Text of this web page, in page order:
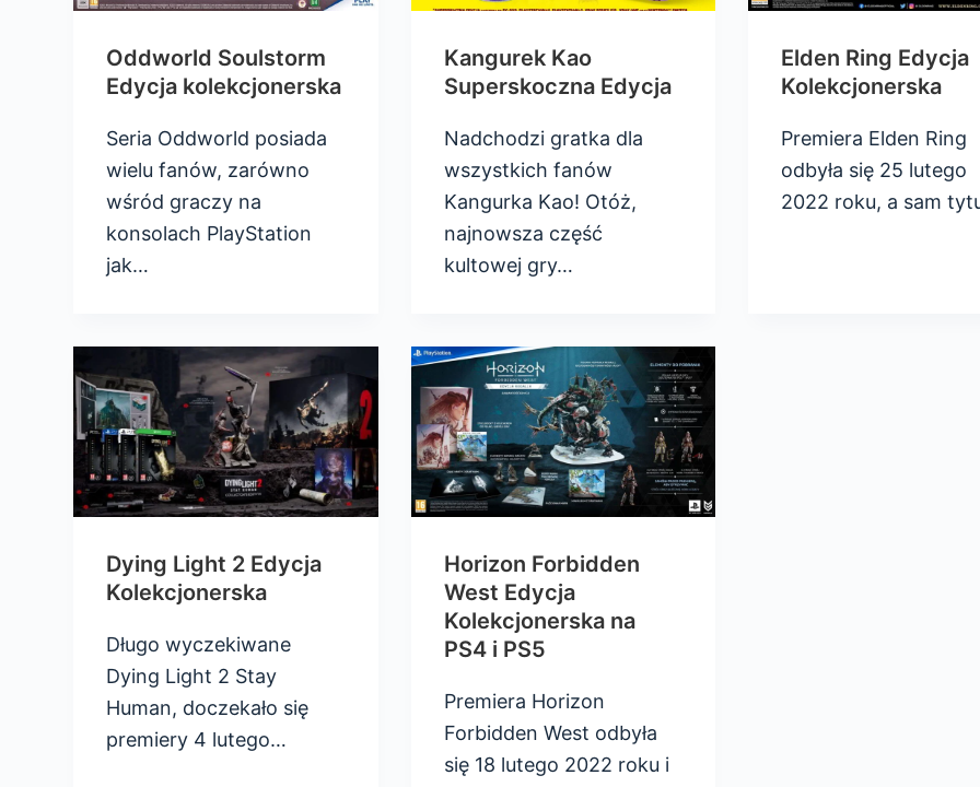
Oddworld Soulstorm
Edycja kolekcjonerska
Seria Oddworld posiada
wielu fanów, zarówno
wśród graczy na
konsolach PlayStation
jak…
Kangurek Kao
Superskoczna Edycja
Nadchodzi gratka dla
wszystkich fanów
Kangurka Kao! Otóż,
najnowsza część
kultowej gry…
Elden Ring Edycja
Kolekcjonerska
Premiera Elden Ring
odbyła się 25 lutego
2022 roku, a sam
Dying Light 2 Edycja
Kolekcjonerska
Długo wyczekiwane
Dying Light 2 Stay
Human, doczekało się
premiery 4 lutego…
Horizon Forbidden
West Edycja
Kolekcjonerska na
PS4 i PS5
Premiera Horizon
Forbidden West odbyła
się 18 lutego 2022 roku i